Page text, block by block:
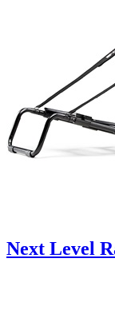
Next Level